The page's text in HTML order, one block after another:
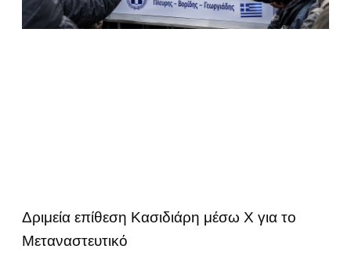
Δριμεία επίθεση Κασιδιάρη μέσω Χ για το
Μεταναστευτικό